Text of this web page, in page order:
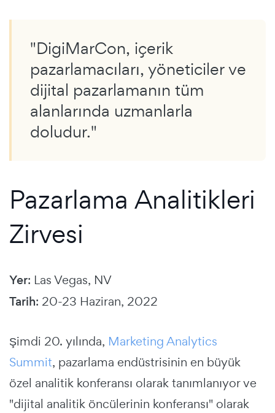
"DigiMarCon, içerik
pazarlamacıları, yöneticiler ve
dijital pazarlamanın tüm
alanlarında uzmanlarla
doludur."
Pazarlama Analitikleri
Zirvesi
Yer: Las Vegas, NV
Tarih: 20-23 Haziran, 2022
Şimdi 20. yılında, Marketing Analytics
Summit, pazarlama endüstrisinin en büyük
özel analitik konferansı olarak tanımlanıyor ve
"dijital analitik öncülerinin konferansı" olarak